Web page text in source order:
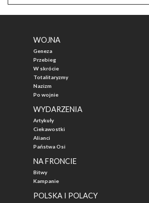
WOJNA
Geneza
Przebieg
W skrócie
Totalitaryzmy
Nazizm
Po wojnie
WYDARZENIA
Artykuły
Ciekawostki
Alianci
Państwa Osi
NA FRONCIE
Bitwy
Kampanie
POLSKA I POLACY